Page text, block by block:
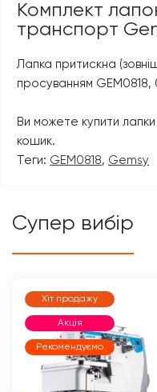
Комплект
транспорт
Лапка притискна
просуванням GEM0818,
Ви можете купити
кошик.
Теги: GEM0818, Gemsy
Супер вибір
Хіт продажу
Акція
Рекомендуємо